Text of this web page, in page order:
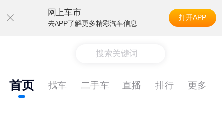
网上车市
去APP了解更多精彩汽车信息
打开APP
搜索关键词
首页 找车 二手车 直播 排行 更多